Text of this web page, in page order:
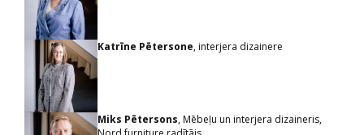
Katrīne Pētersone, interjera dizainere
Miks Pētersons, Mēbeļu un interjera dizaineris,